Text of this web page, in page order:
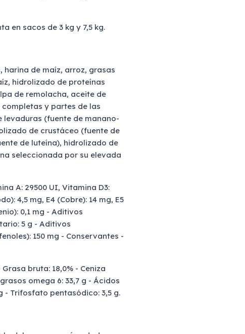
en sacos de 3 kg y 7,5 kg.
de maíz, arroz, grasas
hidrolizado de proteínas
de remolacha, aceite de
y partes de las
(fuente de manano-
de crustáceo (fuente de
de luteína), hidrolizado de
seleccionada por su elevada
A: 29500 UI, Vitamina D3:
4,5 mg, E4 (Cobre): 14 mg, E5
0,1 mg - Aditivos
5 g - Aditivos
150 mg - Conservantes -
bruta: 18,0% - Ceniza
omega 6: 33,7 g - Ácidos
- Trifosfato pentasódico: 3,5 g.